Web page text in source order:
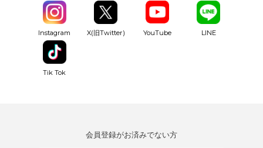
Instagram X(旧Twitter) YouTube LINE
Tik Tok
会員登録がお済みでない方